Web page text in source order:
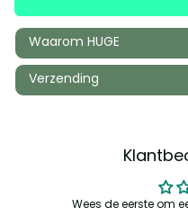
Waarom HUGE
Verzending
Wees de eerste om